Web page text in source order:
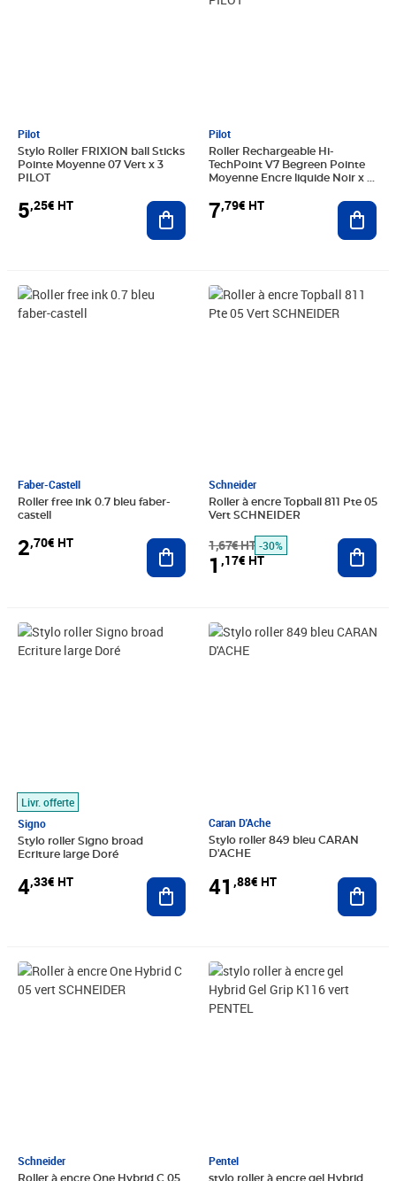
Pilot
Stylo Roller FRIXION ball Sticks
Pointe Moyenne 07 Vert x 3
PILOT
5,25€ HT Ajouter au panier
Pilot
Roller Rechargeable Hi-
TechPoint V7 Begreen Pointe
Moyenne Encre liquide Noir x 3
7,79€ HT
Faber-Castell
Roller free ink 0.7 bleu faber-
castell
2,70€ HT
Prix 2,70€ HT
Ajouter au panier
Schneider
Roller à encre Topball 811 Pte 05
Vert SCHNEIDER
1,67€ HT
Prix barré 1,67€ HT
-30%
1 ,17€ HT
Prix 1,17€ HT
Livr. offerte
Signo
Stylo roller Signo broad
Ecriture large Doré
4,33€ HT
Prix 4,33€ HT
Ajouter au panier
Caran D'Ache
Stylo roller 849 bleu CARAN
D'ACHE
41 ,88€ HT
Prix 41,88€ HT
Schneider
Roller à encre One Hybrid C 05
Prix 3,41€ HT
Pentel
stylo roller à encre gel Hybrid
Prix 3,58€ HT